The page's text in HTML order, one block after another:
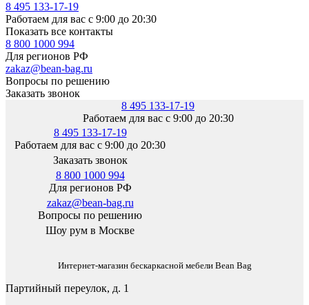
8 495 133-17-19
Работаем для вас с 9:00 до 20:30
Показать все контакты
8 800 1000 994
Для регионов РФ
zakaz@bean-bag.ru
Вопросы по решению
Заказать звонок
8 495 133-17-19
Работаем для вас с 9:00 до 20:30
8 495 133-17-19
Работаем для вас с 9:00 до 20:30
Заказать звонок
8 800 1000 994
Для регионов РФ
zakaz@bean-bag.ru
Вопросы по решению
Шоу рум в Москве
Интернет-магазин бескаркасной мебели Bean Bag
Партийный переулок, д. 1